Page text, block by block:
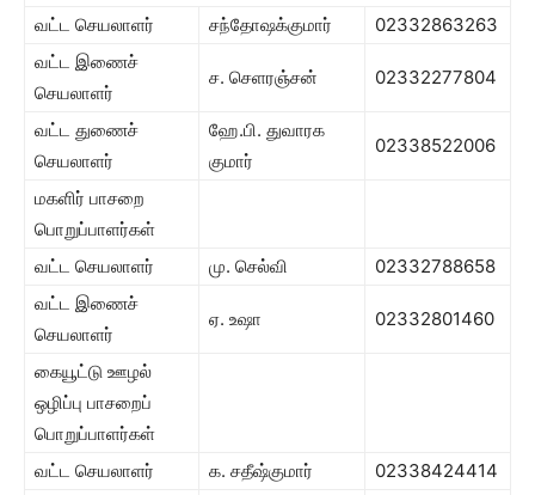
வட்ட செயலாளர்
சந்தோஷக்குமார்
02332863263
வட்ட இணைச்
செயலாளர்
ச. செளரஞ்சன் 02332277804
வட்ட துணைச்
செயலாளர்
ஹே.பி. துவாரக
குமார்
02338522006
மகளிர் பாசறை
பொறுப்பாளர்கள்
வட்ட செயலாளர்
மு. செல்வி
02332788658
வட்ட இணைச்
செயலாளர்
ஏ. உஷா 02332801460
கையூட்டு ஊழல்
ஒழிப்பு பாசறைப்
பொறுப்பாளர்கள்
வட்ட செயலாளர்
க. சதீஷ்குமார்
02338424414